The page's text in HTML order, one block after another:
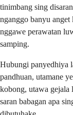
tinimbang sing
nganggo banyu
nggawe perawatan
samping.
Hubungi panyedhiya
pandhuan, utamane
kobong, utawa gejala
saran babagan apa